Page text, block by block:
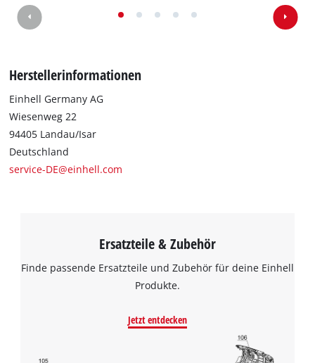
Wir benötigen deine Zustimmung, um
to trackers that are not disclosed to the
the site with their CMP to add this content
Herstellerinformationen
Einhell Germany AG
Wiesenweg 22
94405 Landau/Isar
Deutschland
service-DE@einhell.com
Ersatzteile & Zubehör
Finde passende Ersatzteile und Zubehör für deine Einhell
Produkte.
Jetzt entdecken